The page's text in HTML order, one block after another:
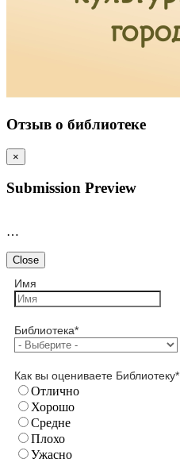
Отзыв о библиотеке
×
Submission Preview
…
Close
Имя
Библиотека*
Как вы оцениваете Библиотеку*
Отлично
Хорошо
Средне
Плохо
Ужасно